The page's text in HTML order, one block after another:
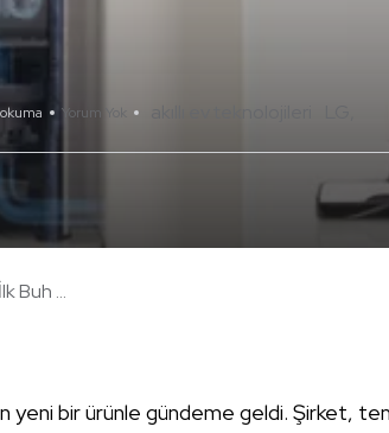
Yorum Yok akıllı ev teknolojileri
Buh ...
yeni bir ürünle gündeme geldi. Şirket,